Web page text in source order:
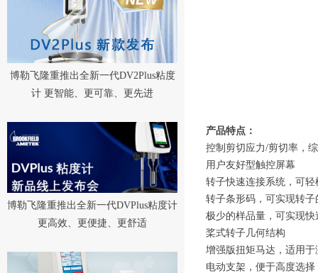
产品特点：
控制剪切应力/剪切率，
用户友好型触控屏幕
转子快速连接系统，可
转子条形码，可实现转子
极少的样品量，可实现
桨式转子几何结构
增强版扭矩马达，适用
电动支架，便于高度选择
博勒飞隆重推出全新一代DV2Plus粘度
计 更智能、更可靠、更先进
博勒飞隆重推出全新一代DVPlus粘度计
更高效、更便捷、更舒适